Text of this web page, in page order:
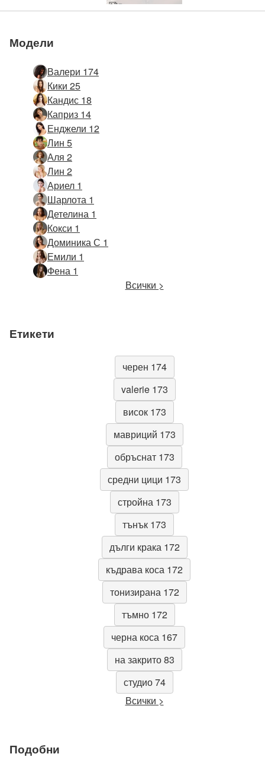
Валери самомасаж част 2
Модели
Валери 174
Кики 25
Кандис 18
Каприз 14
Енджели 12
Лин 5
Аля 2
Лин 2
Ариел 1
Шарлота 1
Детелина 1
Кокси 1
Доминика С 1
Емили 1
Фена 1
Всички >
Етикети
черен 174
valerie 173
висок 173
мавриций 173
обръснат 173
средни цици 173
стройна 173
тънък 173
дълги крака 172
къдрава коса 172
тонизирана 172
тъмно 172
черна коса 167
на закрито 83
студио 74
Всички >
Подобни